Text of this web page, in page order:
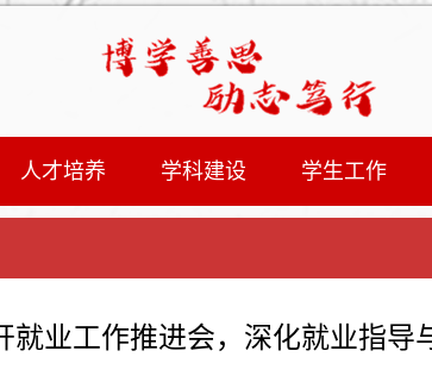
人才培养 学科建设 学生工作
就业工作推进会，深化就业指导